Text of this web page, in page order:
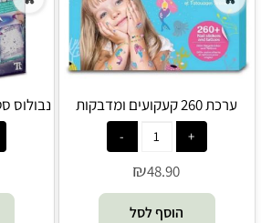
ערכת 260 קעקועים ומדבקות
ציפורניים - בתולת ים - Avenir
₪48.90
הוסף לסל
נבולוס
- Nebulous Stars